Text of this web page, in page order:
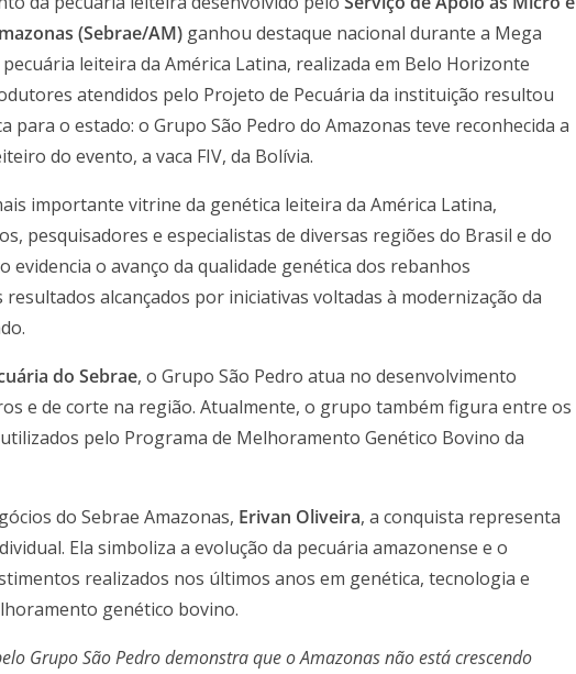
(Sebrae/AM) ganhou destaque nacional durante a Mega
leiteira da América Latina, realizada em Belo Horizonte
atendidos pelo Projeto de Pecuária da instituição resultou
para o estado: o Grupo São Pedro do Amazonas teve reconhecida a
do evento, a vaca FIV, da Bolívia.
importante vitrine da genética leiteira da América Latina,
pesquisadores e especialistas de diversas regiões do Brasil e do
evidencia o avanço da qualidade genética dos rebanhos
alcançados por iniciativas voltadas à modernização da
do Sebrae, o Grupo São Pedro atua no desenvolvimento
e de corte na região. Atualmente, o grupo também figura entre os
pelo Programa de Melhoramento Genético Bovino da
do Sebrae Amazonas, Erivan Oliveira, a conquista representa
Ela simboliza a evolução da pecuária amazonense e o
realizados nos últimos anos em genética, tecnologia e
genético bovino.
Grupo São Pedro demonstra que o Amazonas não está crescendo